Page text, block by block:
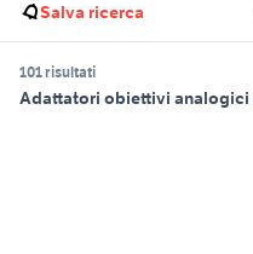
Salva ricerca
101 risultati
Adattatori obiettivi